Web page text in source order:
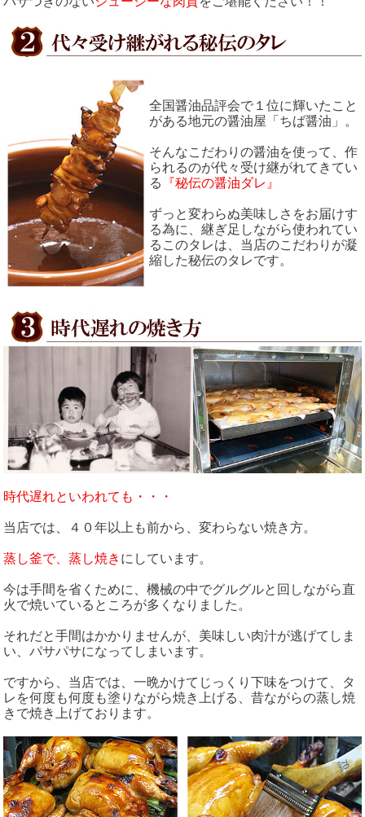
全国醤油品評会で１位に輝いたこと
がある地元の醤油屋「ちば醤油」。
そんなこだわりの醤油を使って、作
られるのが代々受け継がれてきてい
る
『秘伝の醤油ダレ』
ずっと変わらぬ美味しさをお届けす
る為に、継ぎ足しながら使われてい
るこのタレは、当店のこだわりが凝
縮した秘伝のタレです。
時代遅れといわれても・・・
当店では、４０年以上も前から、変わらない焼き方。
蒸し釜で、蒸し焼き にしています。
今は手間を省くために、機械の中でグルグルと回しながら直
火で焼いているところが多くなりました。
それだと手間はかかりませんが、美味しい肉汁が逃げてしま
い、パサパサになってしまいます。
ですから、当店では、一晩かけてじっくり下味をつけて、タ
レを何度も何度も塗りながら焼き上げる、昔ながらの蒸し焼
きで焼き上げております。